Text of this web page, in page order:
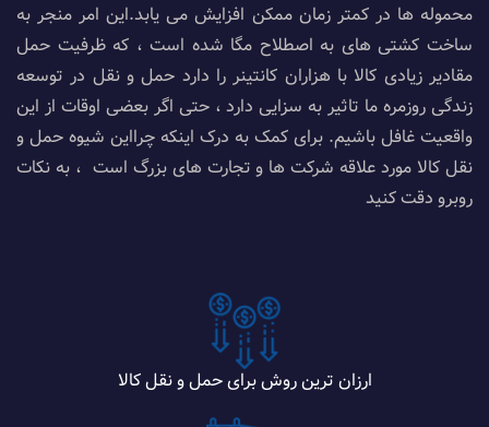
محموله ها در کمتر زمان ممکن افزایش می یابد.این امر منجر به
ساخت کشتی های به اصطلاح مگا شده است ، که ظرفیت حمل
مقادیر زیادی کالا با هزاران کانتینر را دارد حمل و نقل در توسعه
زندگی روزمره ما تاثیر به سزایی دارد ، حتی اگر بعضی اوقات از این
واقعیت غافل باشیم. برای کمک به درک اینکه چرااین شیوه حمل و
نقل کالا مورد علاقه شرکت ها و تجارت های بزرگ است ، به نکات
روبرو دقت کنید
ارزان ترین روش برای حمل و نقل کالا